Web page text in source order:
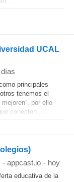
UCAL
principales
tenemos el
por ello
conecten...
- appcast.io - hoy
educativa de la